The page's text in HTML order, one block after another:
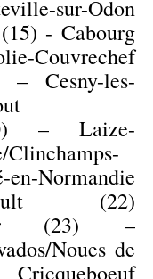
sur-Odon
-Cabourg
Couvrechef
– Cesny-les-
– Laize-
Clinchamps-
Normandie
(22)
(23) –
Noues de
Cricqueboeuf